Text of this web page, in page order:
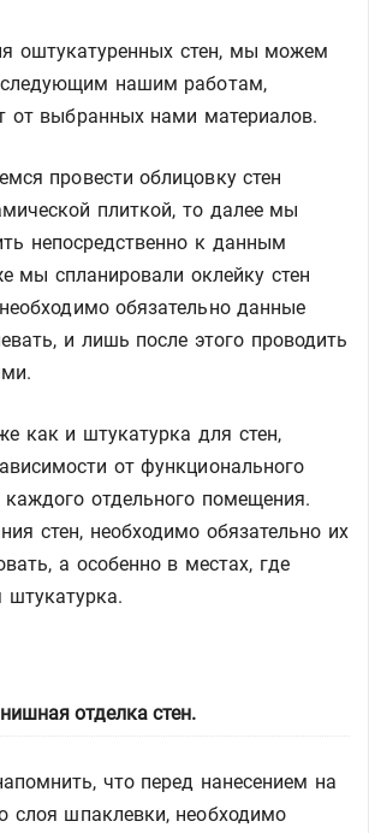
оштукатуренных стен, мы можем
нашим работам,
от выбранных нами материалов.
провести облицовку стен
плиткой, то далее мы
непосредственно к данным
мы спланировали оклейку стен
обязательно данные
и лишь после этого проводить
как и штукатурка для стен,
от функционального
каждого отдельного помещения.
стен, необходимо обязательно их
а особенно в местах, где
штукатурка.
отделка стен.
что перед нанесением на
слоя шпаклевки, необходимо